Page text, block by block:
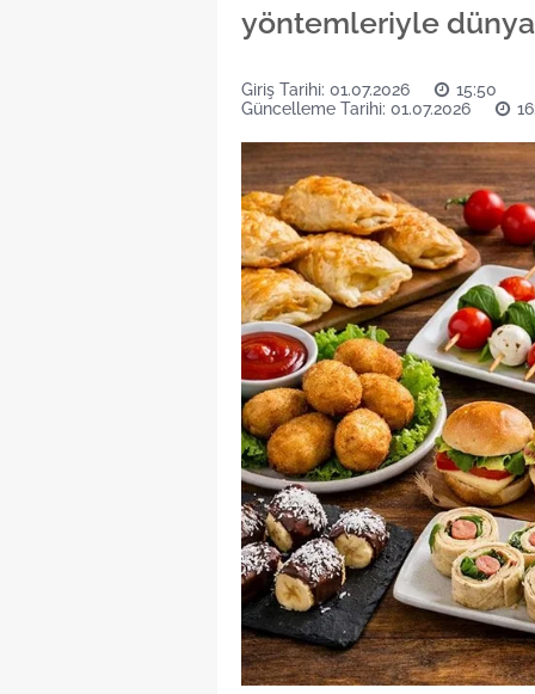
yöntemleriyle dünya
Giriş Tarihi: 01.07.2026
15:50
Güncelleme Tarihi: 01.07.2026